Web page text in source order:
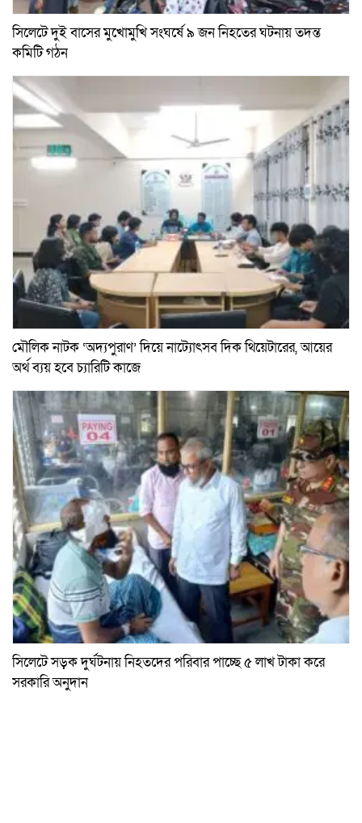
সিলেটে দুই বাসের মুখোমুখি সংঘর্ষে ৯ জন নিহতের ঘটনায় তদন্ত
কমিটি গঠন
মৌলিক নাটক ‘অদ্যপুরাণ’ দিয়ে নাট্যোৎসব দিক থিয়েটারের, আয়ের
অর্থ ব্যয় হবে চ্যারিটি কাজে
সিলেটে সড়ক দুর্ঘটনায় নিহতদের পরিবার পাচ্ছে ৫ লাখ টাকা করে
সরকারি অনুদান